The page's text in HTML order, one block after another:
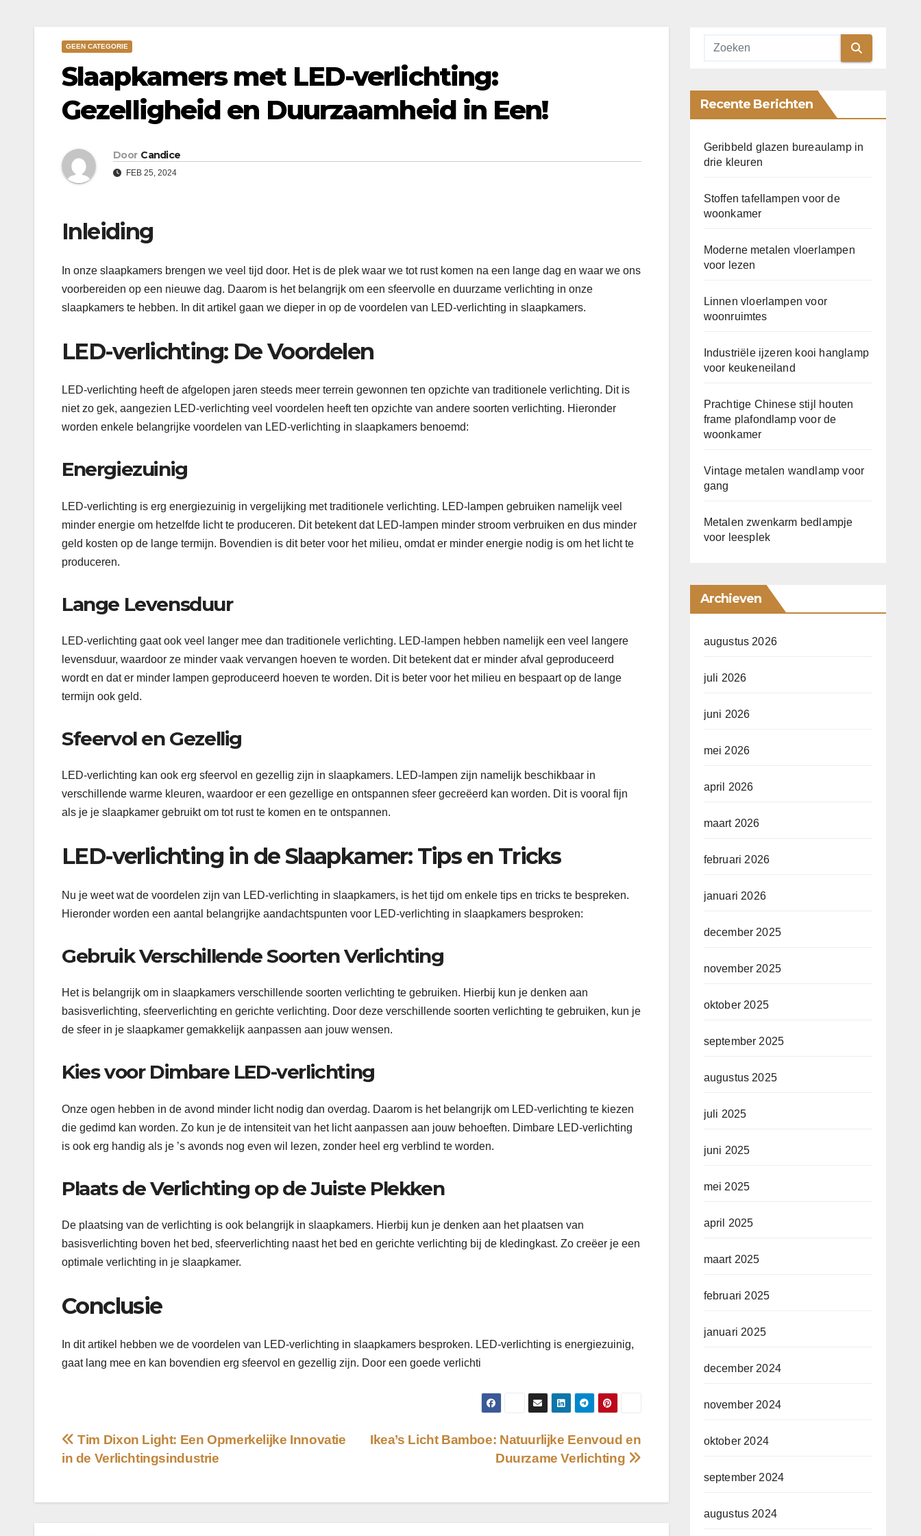
GEEN CATEGORIE
Slaapkamers met LED-verlichting:
Gezelligheid en Duurzaamheid in Een!
Door Candice
FEB 25, 2024
Inleiding
In onze slaapkamers brengen we veel tijd door. Het is de plek waar we tot rust komen na een lange dag en waar we ons
voorbereiden op een nieuwe dag. Daarom is het belangrijk om een sfeervolle en duurzame verlichting in onze
slaapkamers te hebben. In dit artikel gaan we dieper in op de voordelen van LED-verlichting in slaapkamers.
LED-verlichting: De Voordelen
LED-verlichting heeft de afgelopen jaren steeds meer terrein gewonnen ten opzichte van traditionele verlichting. Dit is
niet zo gek, aangezien LED-verlichting veel voordelen heeft ten opzichte van andere soorten verlichting. Hieronder
worden enkele belangrijke voordelen van LED-verlichting in slaapkamers benoemd:
Energiezuinig
LED-verlichting is erg energiezuinig in vergelijking met traditionele verlichting. LED-lampen gebruiken namelijk veel
minder energie om hetzelfde licht te produceren. Dit betekent dat LED-lampen minder stroom verbruiken en dus minder
geld kosten op de lange termijn. Bovendien is dit beter voor het milieu, omdat er minder energie nodig is om het licht te
produceren.
Lange Levensduur
LED-verlichting gaat ook veel langer mee dan traditionele verlichting. LED-lampen hebben namelijk een veel langere
levensduur, waardoor ze minder vaak vervangen hoeven te worden. Dit betekent dat er minder afval geproduceerd
wordt en dat er minder lampen geproduceerd hoeven te worden. Dit is beter voor het milieu en bespaart op de lange
termijn ook geld.
Sfeervol en Gezellig
LED-verlichting kan ook erg sfeervol en gezellig zijn in slaapkamers. LED-lampen zijn namelijk beschikbaar in
verschillende warme kleuren, waardoor er een gezellige en ontspannen sfeer gecreëerd kan worden. Dit is vooral fijn
als je je slaapkamer gebruikt om tot rust te komen en te ontspannen.
LED-verlichting in de Slaapkamer: Tips en Tricks
Nu je weet wat de voordelen zijn van LED-verlichting in slaapkamers, is het tijd om enkele tips en tricks te bespreken.
Hieronder worden een aantal belangrijke aandachtspunten voor LED-verlichting in slaapkamers besproken:
Gebruik Verschillende Soorten Verlichting
Het is belangrijk om in slaapkamers verschillende soorten verlichting te gebruiken. Hierbij kun je denken aan
basisverlichting, sfeerverlichting en gerichte verlichting. Door deze verschillende soorten verlichting te gebruiken, kun je
de sfeer in je slaapkamer gemakkelijk aanpassen aan jouw wensen.
Kies voor Dimbare LED-verlichting
Onze ogen hebben in de avond minder licht nodig dan overdag. Daarom is het belangrijk om LED-verlichting te kiezen
die gedimd kan worden. Zo kun je de intensiteit van het licht aanpassen aan jouw behoeften. Dimbare LED-verlichting
is ook erg handig als je ’s avonds nog even wil lezen, zonder heel erg verblind te worden.
Plaats de Verlichting op de Juiste Plekken
De plaatsing van de verlichting is ook belangrijk in slaapkamers. Hierbij kun je denken aan het plaatsen van
basisverlichting boven het bed, sfeerverlichting naast het bed en gerichte verlichting bij de kledingkast. Zo creëer je een
optimale verlichting in je slaapkamer.
Conclusie
In dit artikel hebben we de voordelen van LED-verlichting in slaapkamers besproken. LED-verlichting is energiezuinig,
gaat lang mee en kan bovendien erg sfeervol en gezellig zijn. Door een goede verlichti
Bericht
navigatie
Ikea’s Licht Bamboe: Natuurlijke Eenvoud en
Duurzame Verlichting
Tim Dixon Light: Een Opmerkelijke Innovatie
in de Verlichtingsindustrie
Recente Berichten
Geribbeld glazen bureaulamp in
drie kleuren
Stoffen tafellampen voor de
woonkamer
Moderne metalen vloerlampen
voor lezen
Linnen vloerlampen voor
woonruimtes
Industriële ijzeren kooi hanglamp
voor keukeneiland
Prachtige Chinese stijl houten
frame plafondlamp voor de
woonkamer
Vintage metalen wandlamp voor
gang
Metalen zwenkarm bedlampje
voor leesplek
Archieven
augustus 2026
juli 2026
juni 2026
mei 2026
april 2026
maart 2026
februari 2026
januari 2026
december 2025
november 2025
oktober 2025
september 2025
augustus 2025
juli 2025
juni 2025
mei 2025
april 2025
maart 2025
februari 2025
januari 2025
december 2024
november 2024
oktober 2024
september 2024
augustus 2024